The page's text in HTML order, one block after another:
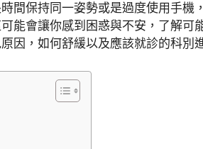
間保持同一姿勢或是過度使用手機
能會讓你感到困惑與不安，了解可
因，如何舒緩以及應該就診的科別